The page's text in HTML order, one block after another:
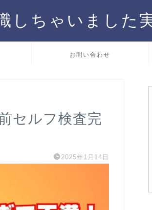
しちゃいました
お問い合わせ
セルフ検査完
2025年1月14日